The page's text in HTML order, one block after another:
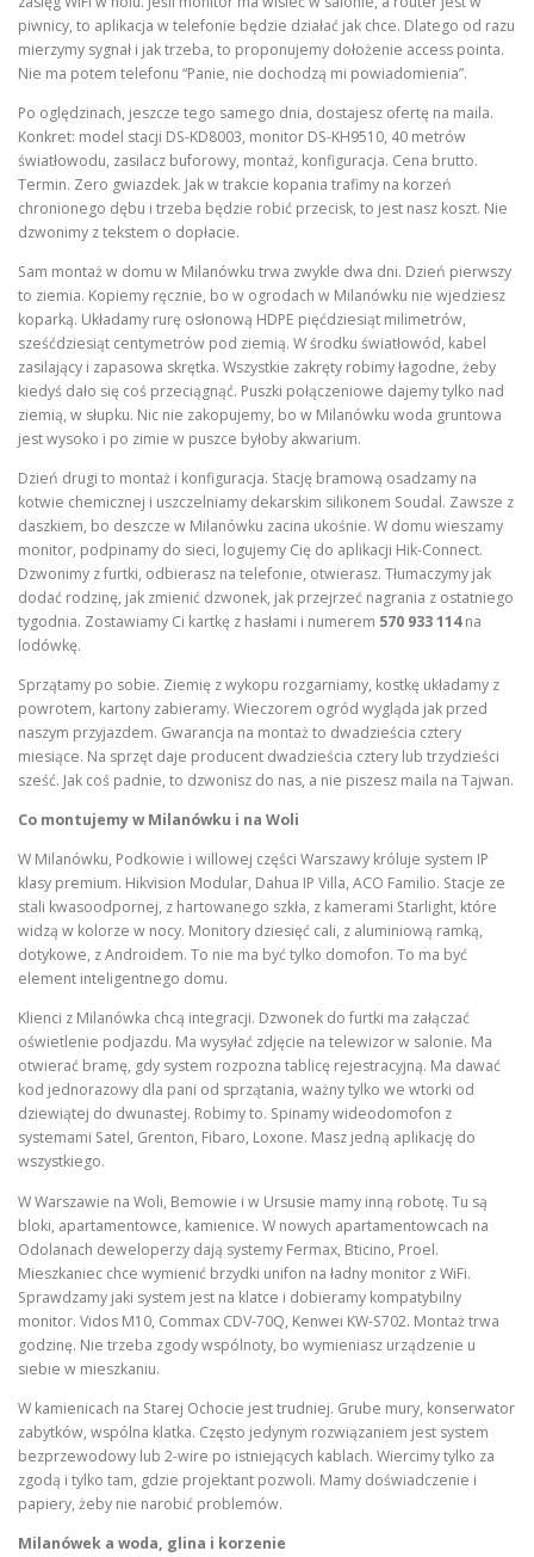
piwnicy, to aplikacja w telefonie będzie działać jak chce. Dlatego od razu
mierzymy sygnał i jak trzeba, to proponujemy dołożenie access pointa.
Nie ma potem telefonu “Panie, nie dochodzą mi powiadomienia”.
Po oględzinach, jeszcze tego samego dnia, dostajesz ofertę na maila.
Konkret: model stacji DS-KD8003, monitor DS-KH9510, 40 metrów
światłowodu, zasilacz buforowy, montaż, konfiguracja. Cena brutto.
Termin. Zero gwiazdek. Jak w trakcie kopania trafimy na korzeń
chronionego dębu i trzeba będzie robić przecisk, to jest nasz koszt. Nie
dzwonimy z tekstem o dopłacie.
Sam montaż w domu w Milanówku trwa zwykle dwa dni. Dzień pierwszy
to ziemia. Kopiemy ręcznie, bo w ogrodach w Milanówku nie wjedziesz
koparką. Układamy rurę osłonową HDPE pięćdziesiąt milimetrów,
sześćdziesiąt centymetrów pod ziemią. W środku światłowód, kabel
zasilający i zapasowa skrętka. Wszystkie zakręty robimy łagodne, żeby
kiedyś dało się coś przeciągnąć. Puszki połączeniowe dajemy tylko nad
ziemią, w słupku. Nic nie zakopujemy, bo w Milanówku woda gruntowa
jest wysoko i po zimie w puszce byłoby akwarium.
Dzień drugi to montaż i konfiguracja. Stację bramową osadzamy na
kotwie chemicznej i uszczelniamy dekarskim silikonem Soudal. Zawsze z
daszkiem, bo deszcze w Milanówku zacina ukośnie. W domu wieszamy
monitor, podpinamy do sieci, logujemy Cię do aplikacji Hik-Connect.
Dzwonimy z furtki, odbierasz na telefonie, otwierasz. Tłumaczymy jak
dodać rodzinę, jak zmienić dzwonek, jak przejrzeć nagrania z ostatniego
tygodnia. Zostawiamy Ci kartkę z hasłami i numerem 570 933 114na
lodówkę.
Sprzątamy po sobie. Ziemię z wykopu rozgarniamy, kostkę układamy z
powrotem, kartony zabieramy. Wieczorem ogród wygląda jak przed
naszym przyjazdem. Gwarancja na montaż to dwadzieścia cztery
miesiące. Na sprzęt daje producent dwadzieścia cztery lub trzydzieści
sześć. Jak coś padnie, to dzwonisz do nas, a nie piszesz maila na Tajwan.
Co montujemy w Milanówku i na Woli
W Milanówku, Podkowie i willowej części Warszawy króluje system IP
klasy premium. Hikvision Modular, Dahua IP Villa, ACO Familio. Stacje ze
stali kwasoodpornej, z hartowanego szkła, z kamerami Starlight, które
widzą w kolorze w nocy. Monitory dziesięć cali, z aluminiową ramką,
dotykowe, z Androidem. To nie ma być tylko domofon. To ma być
element inteligentnego domu.
Klienci z Milanówka chcą integracji. Dzwonek do furtki ma załączać
oświetlenie podjazdu. Ma wysyłać zdjęcie na telewizor w salonie. Ma
otwierać bramę, gdy system rozpozna tablicę rejestracyjną. Ma dawać
kod jednorazowy dla pani od sprzątania, ważny tylko we wtorki od
dziewiątej do dwunastej. Robimy to. Spinamy wideodomofon z
systemami Satel, Grenton, Fibaro, Loxone. Masz jedną aplikację do
wszystkiego.
W Warszawie na Woli, Bemowie i w Ursusie mamy inną robotę. Tu są
bloki, apartamentowce, kamienice. W nowych apartamentowcach na
Odolanach deweloperzy dają systemy Fermax, Bticino, Proel.
Mieszkaniec chce wymienić brzydki unifon na ładny monitor z WiFi.
Sprawdzamy jaki system jest na klatce i dobieramy kompatybilny
monitor. Vidos M10, Commax CDV-70Q, Kenwei KW-S702. Montaż trwa
godzinę. Nie trzeba zgody wspólnoty, bo wymieniasz urządzenie u
siebie w mieszkaniu.
W kamienicach na Starej Ochocie jest trudniej. Grube mury, konserwator
zabytków, wspólna klatka. Często jedynym rozwiązaniem jest system
bezprzewodowy lub 2-wire po istniejących kablach. Wiercimy tylko za
zgodą i tylko tam, gdzie projektant pozwoli. Mamy doświadczenie i
papiery, żeby nie narobić problemów.
Milanówek a woda, glina i korzenie